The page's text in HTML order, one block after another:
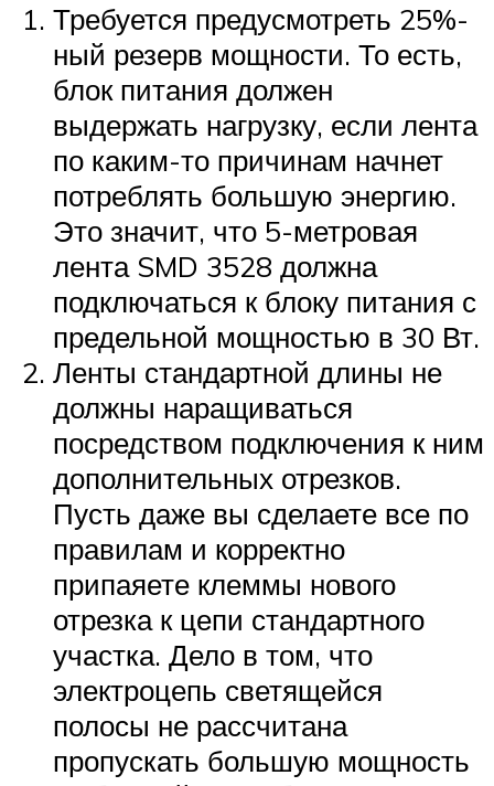
Требуется предусмотреть 25%-
ный резерв мощности. То есть,
блок питания должен
выдержать нагрузку, если лента
по каким-то причинам начнет
потреблять большую энергию.
Это значит, что 5-метровая
лента SMD 3528 должна
подключаться к блоку питания с
предельной мощностью в 30 Вт.
Ленты стандартной длины не
должны наращиваться
посредством подключения к ним
дополнительных отрезков.
Пусть даже вы сделаете все по
правилам и корректно
припаяете клеммы нового
отрезка к цепи стандартного
участка. Дело в том, что
электроцепь светящейся
полосы не рассчитана
пропускать большую мощность